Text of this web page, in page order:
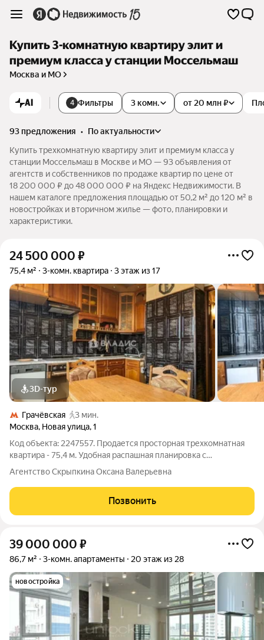
Купить 3-комнатную квартиру элит и
премиум класса у станции Моссельмаш
Москва и МО
AI 4 Фильтры 3 комн. от 20 млн ₽
93 предложения •
по актуальности
Купить трехкомнатную квартиру элит и премиум класса у
станции Моссельмаш в Москве и МО — 93 объявления от
агентств и собственников по продаже квартир по цене от
18 200 000 ₽ до 48 000 000 ₽ на Яндекс Недвижимости. В
нашем каталоге предложения площадью от 50,2 м² до 120 м² в
новостройках и вторичном жилье — фото, планировки и
характеристики.
24 500 000 ₽
75,4 м² 3-комн. квартира 3 этаж из 17
3D-тур
Грачёвская
3 мин.
Москва, Новая улица,1
Код объекта: 2247557. Продается просторная трехкомнатная
квартира - 75,4 м. Удобная распашная планировка с
изолированными комнатами 13+15+18.4 м. Большая кухня 10.2
м Два застекленных балкона (4.6м+1.8м) Просторный холл 7.3
м, коридор 6.1м Ванная
Агентство Скрыпкина Оксана Валерьевна
Позвонить
39 000 000 ₽
86,7 м² 3-комн. апартаменты 20 этаж из 28
новостройка